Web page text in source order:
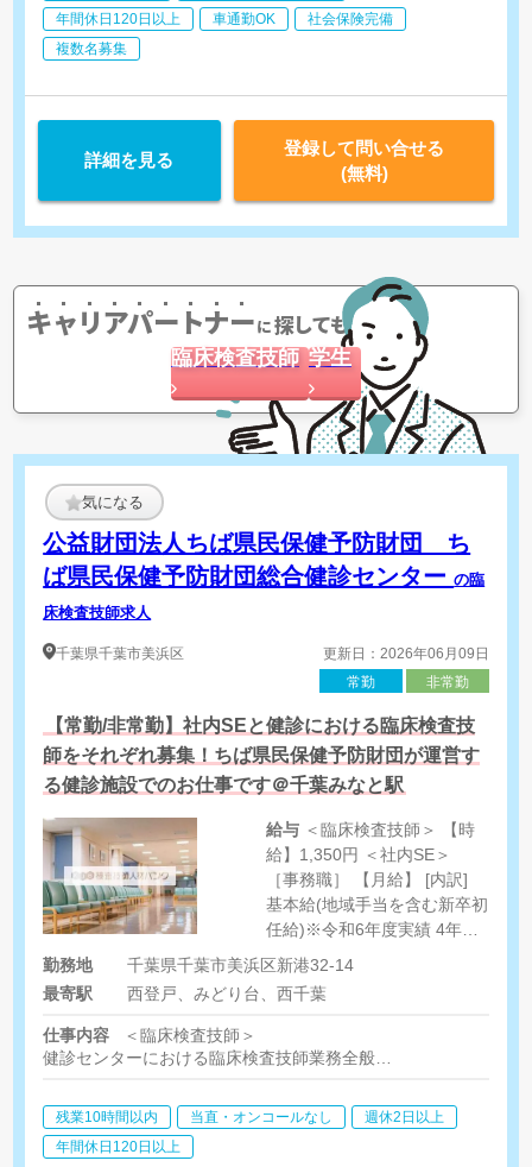
・検査レポートの作成
・採血、生化学検査装置の運用等
年間休日120日以上 車通勤OK
社会保険完備
複数名募集
詳細を見る
登録して問い合せる
(無料)
キャリアパートナーに探してもらう
臨床検査技師 学生
気になる
公益財団法人ちば県民保健予防財団 ち
ば県民保健予防財団総合健診センターの臨
床検査技師求人
千葉県千葉市美浜区
更新日：2026年06月09日
常勤
非常勤
【常勤/非常勤】社内SEと健診における臨床検査技
師をそれぞれ募集！ちば県民保健予防財団が運営す
る健診施設でのお仕事です＠千葉みなと駅
給与
給】1,350円 ＜社内SE＞
［事務職］ 【月給】 [内訳]
基本給(地域手当を含む新卒初
任給)※令和6年度実績 4年制
大学卒:246,356円 短大・専門
学校卒:229,976円 ※なお、業
務経験者は財団規程により経
[その他手当] 諸手当 扶養手当
殊勤務手当 通勤手当 SE業務
手当 渉外(営業)手当等
勤務地
千葉県千葉市美浜区新港32-14
最寄駅
西登戸、みどり台、西千葉
仕事内容
＜臨床検査技師＞
健診センターにおける臨床検査技師業務全般
＜社内SE＞
総合健診センター内における財団内システム管理業務
残業10時間以内 当直・オンコールなし
週休2日以上
年間休日120日以上